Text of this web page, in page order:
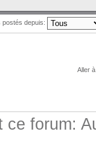
postés depuis:
Aller
ce forum: